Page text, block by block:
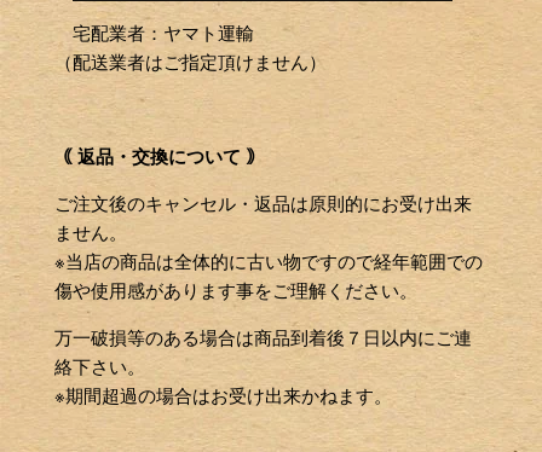
宅配業者：ヤマト運輸
（配送業者はご指定頂けません）
｟ 返品・交換について ｠
ご注文後のキャンセル・返品は原則的にお受け出来
ません。
※当店の商品は全体的に古い物ですので経年範囲での
傷や使用感があります事をご理解ください。
万一破損等のある場合は商品到着後７日以内にご連
絡下さい。
※期間超過の場合はお受け出来かねます。